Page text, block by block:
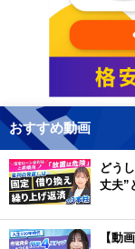
おすすめ動画
どう
丈夫”
【動